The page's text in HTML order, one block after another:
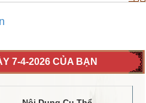
7-4-2026 CỦA BẠN